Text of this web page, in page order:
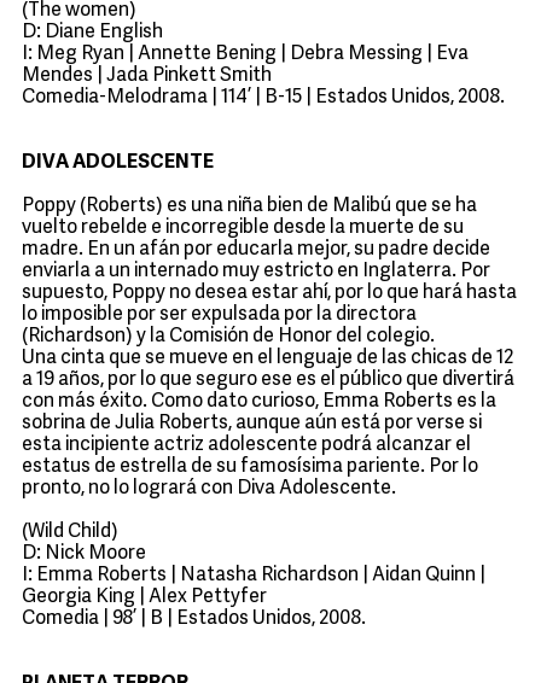
(The women)
D: Diane English
I: Meg Ryan | Annette Bening | Debra Messing | Eva
Mendes | Jada Pinkett Smith
Comedia-Melodrama | 114’ | B-15 | Estados Unidos, 2008.
DIVA ADOLESCENTE
Poppy (Roberts) es una niña bien de Malibú que se ha
vuelto rebelde e incorregible desde la muerte de su
madre. En un afán por educarla mejor, su padre decide
enviarla a un internado muy estricto en Inglaterra. Por
supuesto, Poppy no desea estar ahí, por lo que hará hasta
lo imposible por ser expulsada por la directora
(Richardson) y la Comisión de Honor del colegio.
Una cinta que se mueve en el lenguaje de las chicas de 12
a 19 años, por lo que seguro ese es el público que divertirá
con más éxito. Como dato curioso, Emma Roberts es la
sobrina de Julia Roberts, aunque aún está por verse si
esta incipiente actriz adolescente podrá alcanzar el
estatus de estrella de su famosísima pariente. Por lo
pronto, no lo logrará con Diva Adolescente.
(Wild Child)
D: Nick Moore
I: Emma Roberts | Natasha Richardson | Aidan Quinn |
Georgia King | Alex Pettyfer
Comedia | 98’ | B | Estados Unidos, 2008.